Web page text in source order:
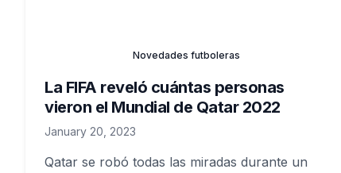
Novedades futboleras
La FIFA reveló cuántas personas
vieron el Mundial de Qatar 2022
January 20, 2023
Qatar se robó todas las miradas durante un